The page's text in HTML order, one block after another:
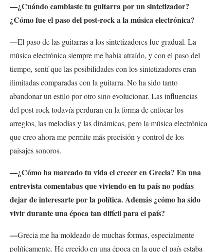
—¿Cuándo cambiaste tu guitarra por un sintetizador?
¿Cómo fue el paso del post-rock a la música electrónica?
—El paso de las guitarras a los sintetizadores fue gradual. La
música electrónica siempre me había atraído, y con el paso del
tiempo, sentí que las posibilidades con los sintetizadores eran
ilimitadas comparadas con la guitarra. No ha sido tanto
abandonar un estilo por otro sino evolucionar. Las influencias
del post-rock todavía perduran en la forma de enfocar los
arreglos, las melodías y las dinámicas, pero la música electrónica
que creo ahora me permite más precisión y control de los
paisajes sonoros.
—¿Cómo ha marcado tu vida el crecer en Grecia? En una
entrevista comentabas que viviendo en tu país no podías
dejar de interesarte por la política. Además ¿cómo ha sido
vivir durante una época tan difícil para el país?
—Grecia me ha moldeado de muchas formas, especialmente
políticamente. He crecido en una época en la que el país estaba